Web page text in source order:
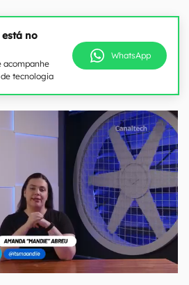
no
acompanhe
tecnologia
WhatsApp